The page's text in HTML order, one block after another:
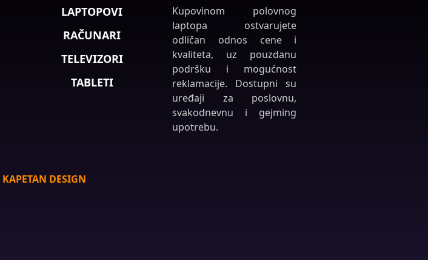
LAPTOPOVI
RAČUNARI
TELEVIZORI
TABLETI
Kupovinom polovnog
laptopa ostvarujete
odličan odnos cene i
kvaliteta, uz pouzdanu
podršku i mogućnost
reklamacije. Dostupni su
uređaji za poslovnu,
svakodnevnu i gejming
upotrebu.
KAPETAN DESIGN